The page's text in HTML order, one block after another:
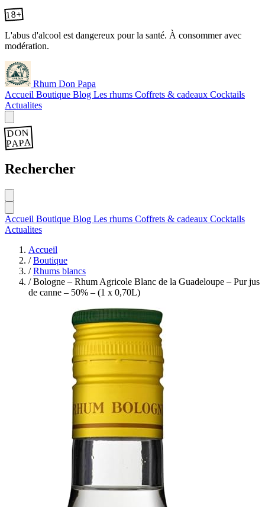
18+
L'abus d'alcool est dangereux pour la santé. À consommer avec
modération.
Rhum Don Papa
Accueil Boutique Blog Les rhums Coffrets & cadeaux Cocktails
Actualites
DON
PAPA
Rechercher
Accueil Boutique Blog Les rhums Coffrets & cadeaux Cocktails
Actualites
Accueil
/ Boutique
/ Rhums blancs
/ Bologne – Rhum Agricole Blanc de la Guadeloupe – Pur jus
de canne – 50% – (1 x 0,70L)